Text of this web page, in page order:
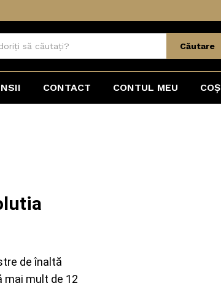
Căutare
CONTACT CONTUL MEU
de înaltă
mult de 12